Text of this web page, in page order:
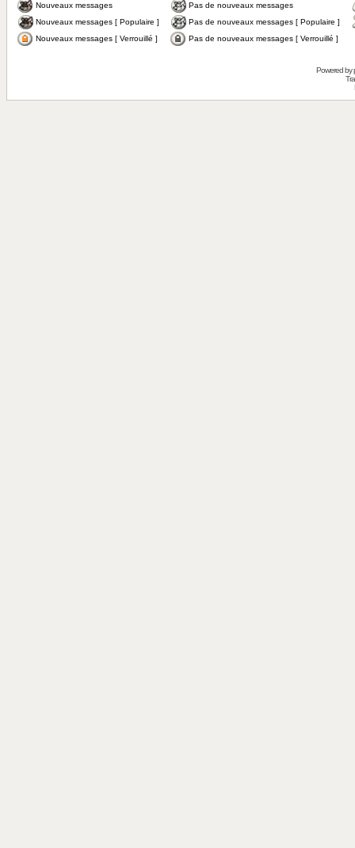
Nouveaux messages
Pas de nouveaux messages
Nouveaux messages [ Populaire ]
Pas de nouveaux messages [ Populaire ]
Nouveaux messages [ Verrouillé ]
Pas de nouveaux messages [ Verrouillé ]
Powered by